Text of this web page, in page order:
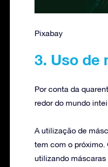
Pixabay
3. Uso de
Por conta da
redor do mundo
A utilização de
tem com o próximo.
utilizando